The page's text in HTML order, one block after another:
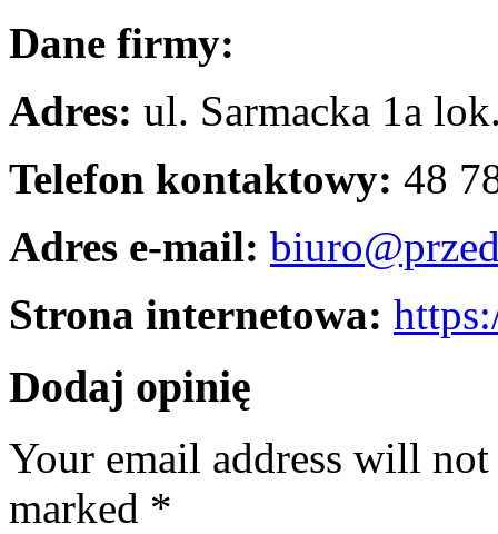
Dane firmy:
Adres: ul. Sarmacka 1a
Telefon kontaktowy: 48
Adres e-mail:
Strona internetowa:
Dodaj opinię
Your email address will
marked *